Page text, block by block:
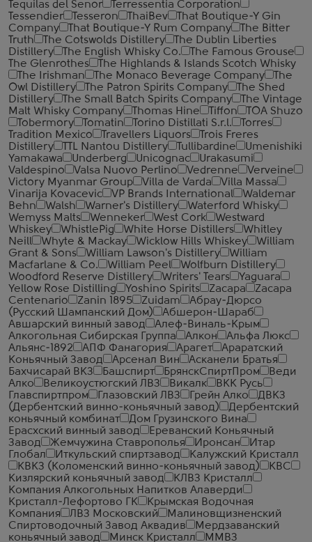
Tequilas del Senor
Terressentia Corporation
Tessendier
Tesseron ThaiBev
That Boutique-Y Gin
Company
That Boutique-Y Rum Company
The Bitter
Truth
The Cotswolds Distillery
The Dublin Liberties
Distillery
The English Whisky Co.
The Famous Grouse
The Glenrothes
The Highlands & Islands Scotch Whisky
The Irishman
The Monaco Beverage Company
The
Owl Distillery
The Patron Spirits Company
The Shed
Distillery
The Small Batch Spirits Company
The Vintage
Malt Whisky Company
Thomas Hine Tiffon
TOA Shuzo
Tobermory
Tomatin Torino Distillati S.r.l.
Torres
Tradition Mexico
Travellers Liquors
Trois Freres
Distillery
TTL Nantou Distillery Tullibardine
Umenishiki
Yamakawa
Underberg Unicognac
Urakasumi
Valdespino
Valsa Nuovo Perlino Vedrenne
Verveine
Victory Myanmar Group
Villa de Varda
Villa Massa
Vinarija Kovacevic
VP Brands International
Waldemar
Behn
Walsh Warner's Distillery
Waterford Whisky
Wemyss Malts
Wenneker West Cork
Westward
Whiskey
WhistlePig White Horse Distillers
Whitley
Neill
Whyte & Mackay Wicklow Hills Whiskey
William
Grant & Sons
William Lawson's Distillery
William
Macfarlane & Co.
William Peel
Wolfburn Distillery
Woodford Reserve Distillery
Writers' Tears
Yaguara
Yellow Rose Distilling
Yoshino Spirits Zacapa
Zacapa
Centenario
Zanin 1895 Zuidam
Абрау-Дюрсо
(Русский Шампанский Дом)
Абшерон-Шараб
Авшарский винный завод
Алеф-Виналь-Крым
Алкогольная Сибирская Группа
Алкон
Альфа Люкс
Альянс-1892
АПФ Фанагория Арагет
Араратский
Коньячный Завод
Арсенал Вин
Асканели Братья
Бахчисарай ВКЗ
Башспирт БрянскСпиртПром
Веди
Алко
Великоустюгский ЛВЗ Викалк
ВКК Русь
Главспиртпром
Глазовский ЛВЗ Грейн Алко
ДВКЗ
(Дербентский винно-коньячный завод)
Дербентский
коньячный комбинат
Дом Грузинского Вина
Ерасхский винный завод
Ереванский Коньячный
Завод
Жемчужина Ставрополья Иронсан
Итар
Глобал
Иткульский спиртзавод
Калужский Кристалл
КВКЗ (Коломенский винно-коньячный завод)
КВС
Кизлярский коньячный завод
КЛВЗ Кристалл
Компания Алкогольных Напитков Алаверди
Кристалл-Лефортово ГК
Крымская Водочная
Компания
ЛВЗ Московский
Малиновщизненский
Спиртоводочный Завод Аквадив
Мердзаванский
коньячный завод
Минск Кристалл
ММВЗ